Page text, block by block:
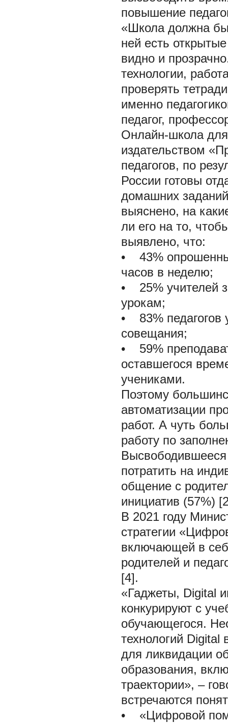
повышение
«Школа должна
ней есть
видно и
технологии,
проверять
именно
педагог,
Онлайн-школа для
издательством
педагогов, по
России готовы
домашних
выяснено, на
ли его на то,
выявлено, что:
• 43%
часов в неделю;
• 25% учителей
урокам;
• 83% педагогов
совещания;
• 59%
оставшегося
учениками.
Поэтому
автоматизации
работ. А чуть
работу по
потратить на
общение с
инициатив (57%)
В 2021 году
стратегии
включающей в
родителей и
[4].
«Гаджеты, Digital
конкурируют с
обучающегося.
технологий Digital
для ликвидации
образования,
траектории», –
встречаются
• «Цифровой